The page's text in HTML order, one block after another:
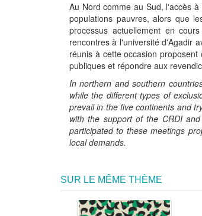
Au Nord comme au Sud, l'accès
populations pauvres, alors que
processus actuellement en
rencontres à l'université d'Agadir
réunis à cette occasion
publiques et répondre aux
In northern and southern
while the different types of
prevail in the five continents and
with the support of the CRDI
participated to these meetings
local demands.
SUR LE MÊME THÈME